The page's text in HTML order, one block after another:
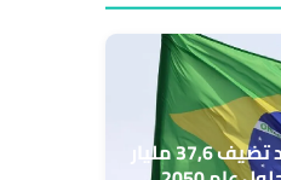
البرازيل.. المعادن الحرجة قد تضيف 37,6 مليار